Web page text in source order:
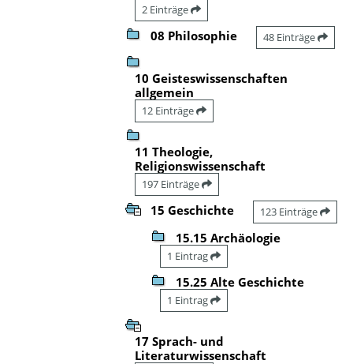
2 Einträge
08 Philosophie 48 Einträge
10 Geisteswissenschaften
allgemein
12 Einträge
11 Theologie,
Religionswissenschaft
197 Einträge
15 Geschichte 123 Einträge
15.15 Archäologie
1 Eintrag
15.25 Alte Geschichte
1 Eintrag
17 Sprach- und
Literaturwissenschaft